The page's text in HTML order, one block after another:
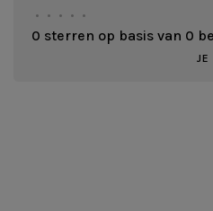
• • • • •
0 sterren op basis van 0
JE